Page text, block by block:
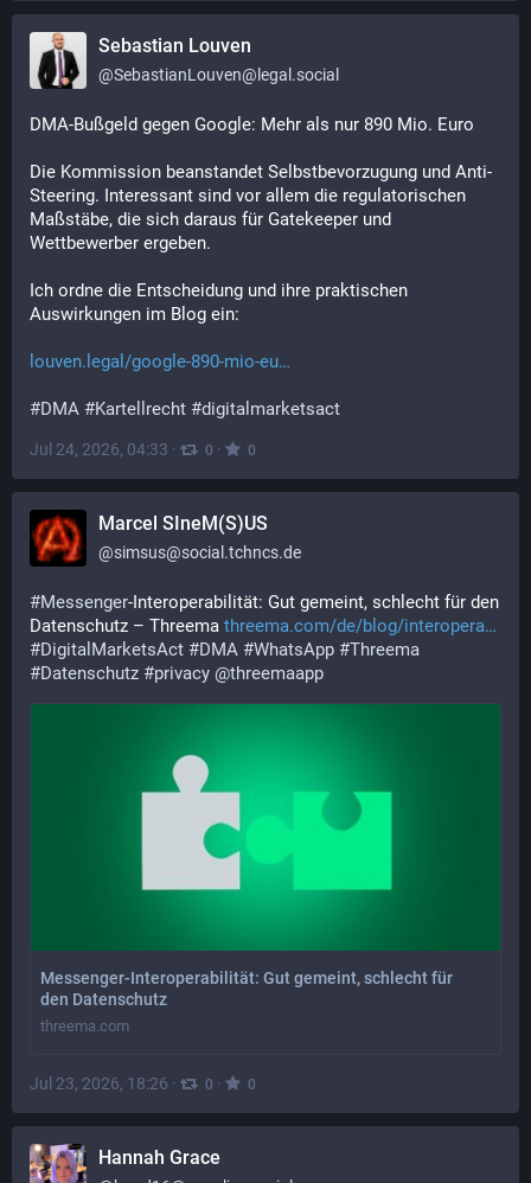
Sebastian Louven
@SebastianLouven@legal.social
DMA-Bußgeld gegen Google: Mehr als nur 890 Mio. Euro
Die Kommission beanstandet Selbstbevorzugung und Anti-
Steering. Interessant sind vor allem die regulatorischen
Maßstäbe, die sich daraus für Gatekeeper und
Wettbewerber ergeben.
Ich ordne die Entscheidung und ihre praktischen
Auswirkungen im Blog ein:
louven.legal/google-890-mio-eu
#DMA #Kartellrecht #digitalmarketsact
Jul 24, 2026, 04:33 · 0 · 0
Marcel SIneM(S)US
@simsus@social.tchncs.de
#Messenger-Interoperabilität: Gut gemeint, schlecht für den
Datenschutz – Threema threema.com/de/blog/interopera
#DigitalMarketsAct #DMA #WhatsApp #Threema
#Datenschutz #privacy @threemaapp
Messenger-Interoperabilität: Gut gemeint, schlecht für
den Datenschutz
threema.com
Jul 23, 2026, 18:26 · 0 · 0
Hannah Grace